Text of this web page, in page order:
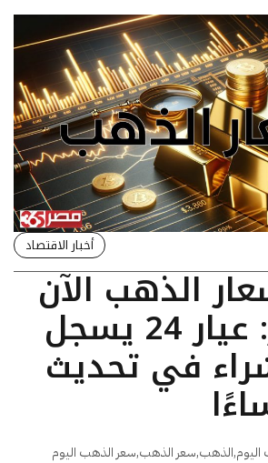
أخبار الاقتصاد
الذهب الآن
في مصر: عيار 24 يسجل
للشراء في تحديث
,الذهب,سعر الذهب,سعر الذهب اليوم